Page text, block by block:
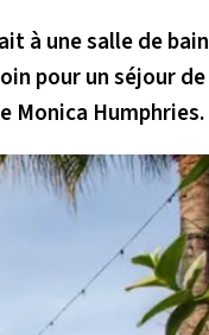
à une salle de bain
pour un séjour de
Monica Humphries.